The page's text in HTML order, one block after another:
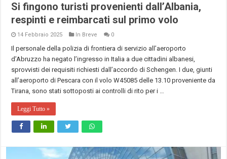
Si fingono turisti provenienti dall’Albania,
respinti e reimbarcati sul primo volo
14 Febbraio 2025 In Breve 0
Il personale della polizia di frontiera di servizio all’aeroporto
d’Abruzzo ha negato l’ingresso in Italia a due cittadini albanesi,
sprovvisti dei requisiti richiesti dall’accordo di Schengen. I due, giunti
all’aeroporto di Pescara con il volo W45085 delle 13.10 proveniente da
Tirana, sono stati sottoposti ai controlli di rito per i …
Leggi Tutto »